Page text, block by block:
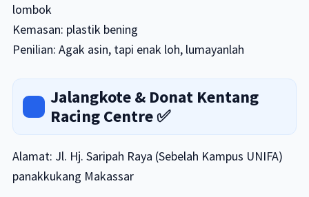
lombok
Kemasan: plastik bening
Penilian: Agak asin, tapi enak loh, lumayanlah
Jalangkote & Donat Kentang
Racing Centre✅
Alamat: Jl. Hj. Saripah Raya (Sebelah Kampus UNIFA)
panakkukang Makassar